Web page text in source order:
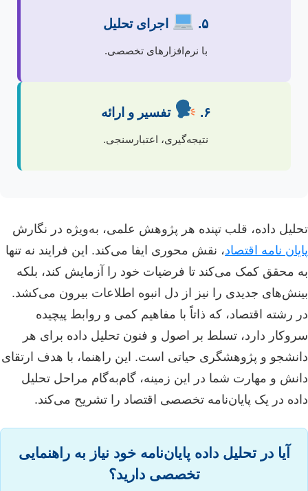
۵. اجرای تحلیل
با نرم‌افزارهای تخصصی.
۶. تفسیر و ارائه
نتیجه‌گیری، اعتبارسنجی.
تحلیل داده، قلب تپنده هر پژوهش علمی، به‌ویژه در نگارش
پایان نامه اقتصاد، نقش محوری ایفا می‌کند. این فرایند نه تنها
به محقق کمک می‌کند تا فرضیات خود را آزمایش کند، بلکه
بینش‌های جدیدی را نیز از دل انبوه اطلاعات بیرون می‌کشد.
در رشته اقتصاد، که ذاتاً با مفاهیم کمی و روابط پیچیده
سروکار دارد، تسلط بر اصول و فنون تحلیل داده برای هر
دانشجو و پژوهشگری حیاتی است. این راهنما، با هدف ارتقای
دانش و مهارت شما در این زمینه، گام‌به‌گام مراحل تحلیل
داده در یک پایان‌نامه تخصصی اقتصاد را تشریح می‌کند.
آیا در تحلیل داده پایان‌نامه خود نیاز به راهنمایی
تخصصی دارید؟